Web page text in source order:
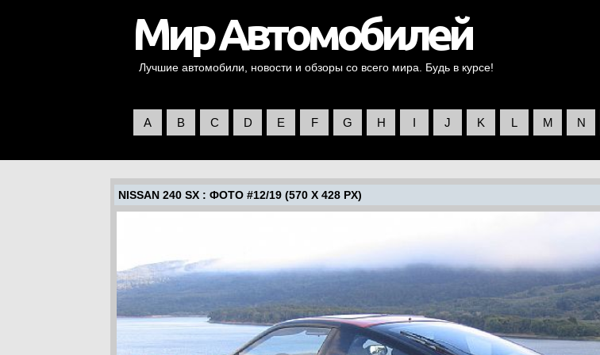
Лучшие автомобили, новости и обзоры со всего мира. Будь в курсе!
A B C D E F G H I J K L M N
NISSAN 240 SX: ФОТО #12/19 (570 X 428 PX)